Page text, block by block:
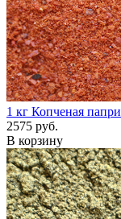
1 кг Копченая
2575 руб.
В корзину